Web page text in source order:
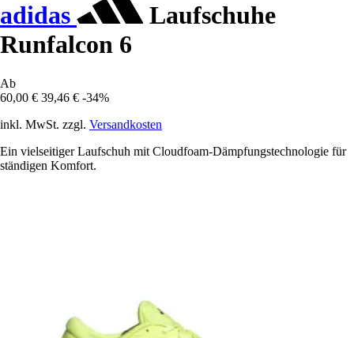
adidas
Laufschuhe
Runfalcon 6
Ab
60,00 € 39,46 € -34%
inkl. MwSt. zzgl. Versandkosten
Ein vielseitiger Laufschuh mit Cloudfoam-Dämpfungstechnologie für
ständigen Komfort.